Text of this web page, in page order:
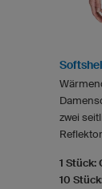
zwei
1 Stück:
10